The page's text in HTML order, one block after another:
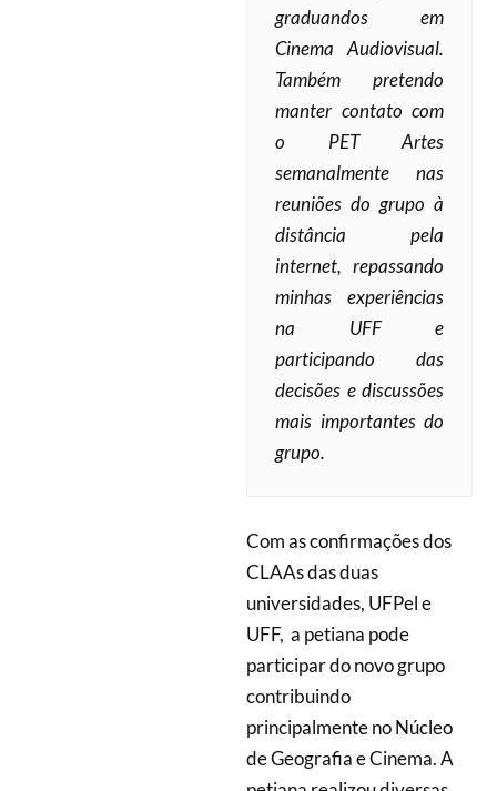
graduandos em
Cinema Audiovisual.
Também pretendo
manter contato com
o PET Artes
semanalmente nas
reuniões do grupo à
distância pela
internet, repassando
minhas experiências
na UFF e
participando das
decisões e discussões
mais importantes do
grupo.
Com as confirmações dos
CLAAs das duas
universidades, UFPel e
UFF, a petiana pode
participar do novo grupo
contribuindo
principalmente no Núcleo
de Geografia e Cinema. A